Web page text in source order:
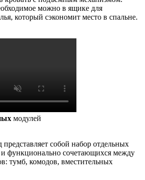
можно в ящике для
который сэкономит место в спальне.
модулей
собой набор отдельных
и функционально сочетающихся между
тумб, комодов, вместительных